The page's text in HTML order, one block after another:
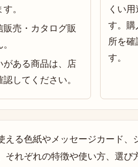
。
売・カタログ販
がある商品は、店
してください。
くい
す。購
所を確
す。
る色紙やメッセージカード、
れぞれの特徴や使い方、選び